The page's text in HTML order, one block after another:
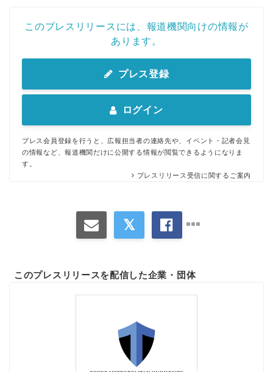
このプレスリリースには、報道機関向けの情報が
あります。
プレス登録
ログイン
プレス会員登録を行うと、広報担当者の連絡先や、イベント・記者会見
の情報など、報道機関だけに公開する情報が閲覧できるようになりま
す。
プレスリリース受信に関するご案内
このプレスリリースを配信した企業・団体